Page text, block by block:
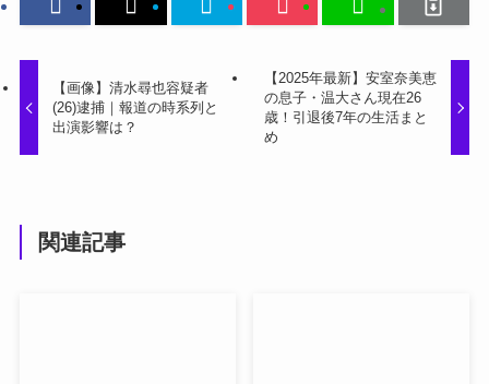
【画像】清水尋也容疑者
(26)逮捕｜報道の時系列と
出演影響は？
【2025年最新】安室奈美恵
の息子・温大さん現在26
歳！引退後7年の生活まと
め
関連記事